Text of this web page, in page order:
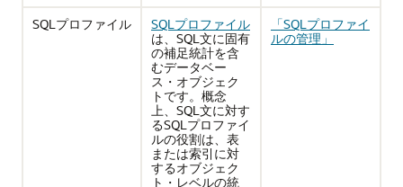
SQLプロファイル
SQLプロファイル
は、SQL文に固有
の補足統計を含
むデータベー
ス・オブジェク
トです。概念
上、SQL文に対す
るSQLプロファイ
ルの役割は、表
または索引に対
するオブジェク
ト・レベルの統
「SQLプロファイ
ルの管理」